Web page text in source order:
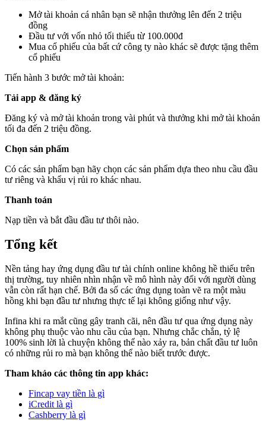
Mở tài khoản cá nhân bạn sẽ nhận thưởng lên đến 2 triệu
đồng
Đầu tư với vốn nhỏ tối thiểu từ 100.000đ
Mua cổ phiếu của bất cứ công ty nào khác sẽ được tặng thêm
cổ phiếu
Tiến hành 3 bước mở tài khoản:
Tải app & đăng ký
Đăng ký và mở tài khoản trong vài phút và thưởng khi mở tài khoản
tối đa đến 2 triệu đồng.
Chọn sản phẩm
Có các sản phẩm bạn hãy chọn các sản phẩm dựa theo nhu cầu đầu
tư riêng và khẩu vị rủi ro khác nhau.
Thanh toán
Nạp tiền và bắt đầu đầu tư thôi nào.
Tổng kết
Nền tảng hay ứng dụng đầu tư tài chính online không hề thiếu trên
thị trường, tuy nhiên nhìn nhận về mô hình này đối với người dùng
vẫn còn rất hạn chế. Bởi đa số các ứng dụng toàn vẽ ra một màu
hồng khi bạn đầu tư nhưng thực tế lại không giống như vậy.
Infina khi ra mắt cũng gây tranh cãi, nên đầu tư qua ứng dụng này
không phụ thuộc vào nhu cầu của bạn. Nhưng chắc chắn, tỷ lệ
100% sinh lời là chuyện không thể nào xảy ra, bản chất đầu tư luôn
có những rủi ro mà bạn không thể nào biết trước được.
Tham khảo các thông tin app khác:
Fincap vay tiền là gì
iCredit là gì
Cashberry là gì